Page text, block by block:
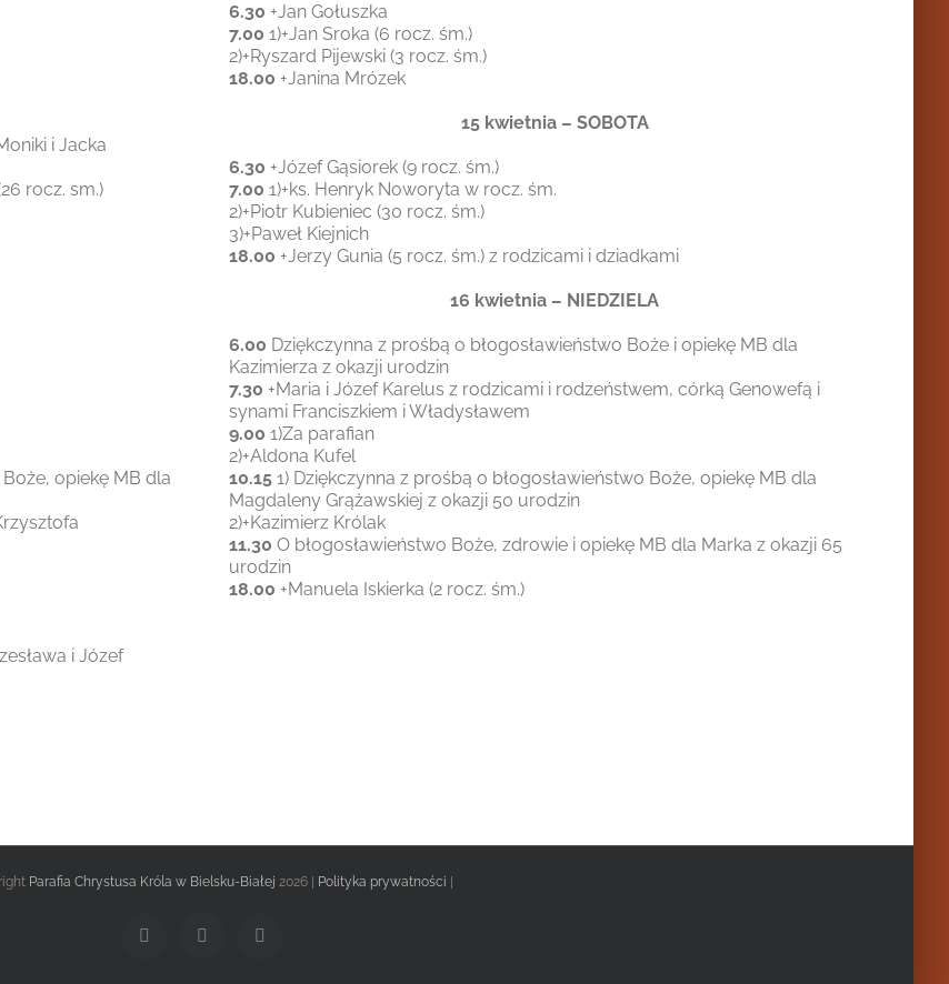
i Jacka
rocz. sm.)
opiekę MB dla
i Józef
6.30 +Jan Gołuszka
7.00 1)+Jan Sroka (6 rocz. śm.)
2)+Ryszard Pijewski (3 rocz. śm.)
18.00 +Janina Mrózek
15 kwietnia – SOBOTA
6.30 +Józef Gąsiorek (9 rocz. śm.)
7.00 1)+ks. Henryk Noworyta w rocz. śm.
2)+Piotr Kubieniec (30 rocz. śm.)
3)+Paweł Kiejnich
18.00 +Jerzy Gunia (5 rocz. śm.) z rodzicami i dziadkami
16 kwietnia – NIEDZIELA
6.00 Dziękczynna z prośbą o błogosławieństwo Boże i opiekę MB dla
Kazimierza z okazji urodzin
7.30 +Maria i Józef Karelus z rodzicami i rodzeństwem, córką Genowefą i
synami Franciszkiem i Władysławem
9.00 1)Za parafian
2)+Aldona Kufel
10.15 1) Dziękczynna z prośbą o błogosławieństwo Boże, opiekę MB dla
Magdaleny Grążawskiej z okazji 50 urodzin
2)+Kazimierz Królak
11.30 O błogosławieństwo Boże, zdrowie i opiekę MB dla Marka z okazji 65
urodzin
18.00 +Manuela Iskierka (2 rocz. śm.)
Parafia Chrystusa Króla w Bielsku-Białej 2026 | Polityka prywatności
FacebookTwitter Instagram